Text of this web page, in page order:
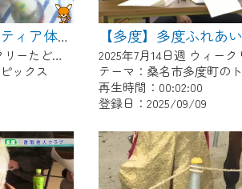
【多度】夏休みボランティア体験 子育てサークル体験
2025年7月28日週 ウィークリーたどにて放送
ックス
テーマ：桑名市多度町の
再生時間：00:02:00
登録日：2025/09/09